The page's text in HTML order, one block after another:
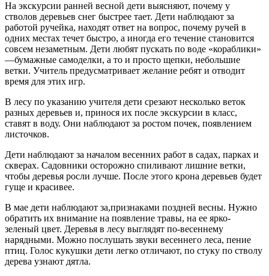
На экскурсии ранней весной дети выясняют, почему у
стволов деревьев снег быстрее тает. Дети наблюдают за
работой ручейка, находят ответ на вопрос, почему ручей в
одних местах течет быстро, а иногда его течение становится
совсем незаметным. Дети любят пускать по воде «кораблики»
—бумажные самоделки, а то и просто щепки, небольшие
ветки. Учитель предусматривает желание ребят и отводит
время для этих игр.
В лесу по указанию учителя дети срезают несколько веток
разных деревьев и, принося их после экскурсии в класс,
ставят в воду. Они наблюдают за ростом почек, появлением
листочков.
Дети наблюдают за началом весенних работ в садах, парках и
скверах. Садовники осторожно спиливают лишние ветки,
чтобы деревья росли лучше. После этого крона деревьев будет
гуще и красивее.
В мае дети наблюдают за,признаками поздней весны. Нужно
обратить их внимание на появление травы, на ее ярко-
зеленый цвет. Деревья в лесу выглядят по-весеннему
нарядными. Можно послушать звуки весеннего леса, пение
птиц. Голос кукушки дети легко отличают, по стуку по стволу
дерева узнают дятла.